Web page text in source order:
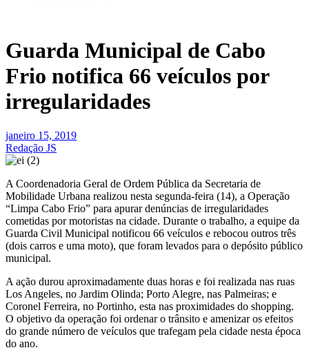
Guarda Municipal de Cabo
Frio notifica 66 veículos por
irregularidades
janeiro 15, 2019
Redação JS
A Coordenadoria Geral de Ordem Pública da Secretaria de
Mobilidade Urbana realizou nesta segunda-feira (14), a Operação
“Limpa Cabo Frio” para apurar denúncias de irregularidades
cometidas por motoristas na cidade. Durante o trabalho, a equipe da
Guarda Civil Municipal notificou 66 veículos e rebocou outros três
(dois carros e uma moto), que foram levados para o depósito público
municipal.
A ação durou aproximadamente duas horas e foi realizada nas ruas
Los Angeles, no Jardim Olinda; Porto Alegre, nas Palmeiras; e
Coronel Ferreira, no Portinho, esta nas proximidades do shopping.
O objetivo da operação foi ordenar o trânsito e amenizar os efeitos
do grande número de veículos que trafegam pela cidade nesta época
do ano.